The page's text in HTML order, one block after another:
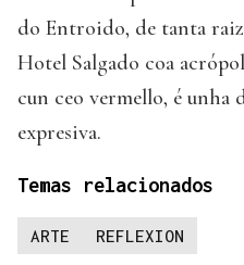
do Entroido, de tanta
Hotel Salgado coa
cun ceo vermello, é unha
expresiva.
Temas relacionados
ARTE REFLEXION